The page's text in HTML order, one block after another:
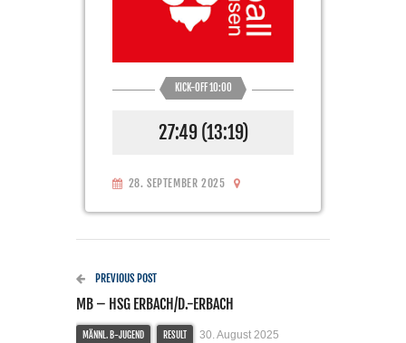
KICK-OFF 10:00
27:49 (13:19)
28. SEPTEMBER 2025
PREVIOUS POST
MB – HSG ERBACH/D.-ERBACH
MÄNNL. B-JUGEND RESULT 30. August 2025